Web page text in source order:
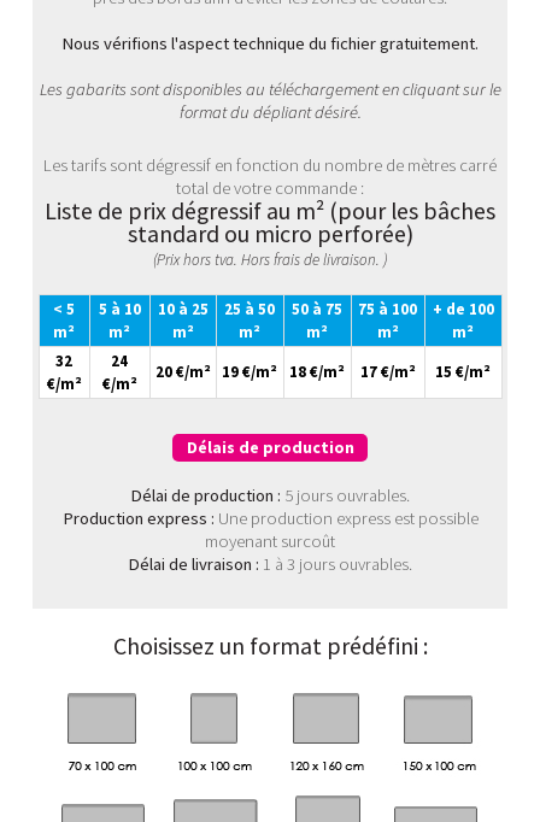
Nous vérifions l'aspect technique du fichier gratuitement.
Les gabarits sont disponibles au téléchargement en cliquant sur le
format du dépliant désiré.
Les tarifs sont dégressif en fonction du nombre de mètres carré
total de votre commande :
Liste de prix dégressif au m² (pour les bâches
standard ou micro perforée)
(Prix hors tva. Hors frais de livraison. )
< 5
m²
5 à 10
m²
10 à 25
m²
25 à 50
m²
50 à 75
m²
75 à 100
m²
+ de 100
m²
32
€/m²
24
€/m²
20 €/m² 19 €/m² 18 €/m² 17 €/m² 15 €/m²
Délais de production
Délai de production : 5 jours ouvrables.
Production express : Une production express est possible
moyenant surcoût
Délai de livraison : 1 à 3 jours ouvrables.
Choisissez un format prédéfini :